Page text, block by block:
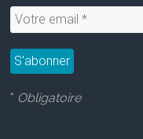
* Obligatoire